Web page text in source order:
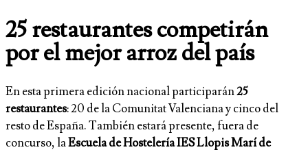
25 restaurantes competirán
por el mejor arroz del país
En esta primera edición nacional participarán25
restaurantes: 20 de la Comunitat Valenciana y cinco del
resto de España. También estará presente, fuera de
concurso, laEscuela de Hostelería IES Llopis Marí de